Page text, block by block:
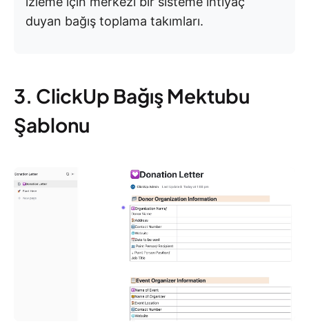
duyan bağış toplama takımları.
3. ClickUp Bağış Mektubu
Şablonu